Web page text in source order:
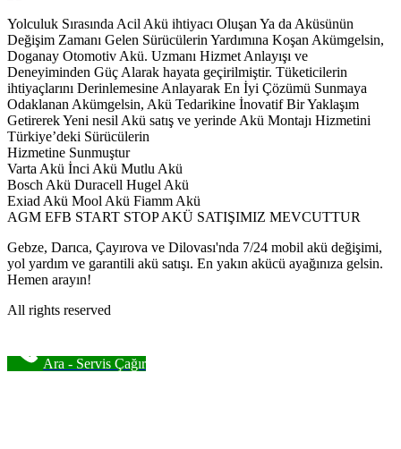
Yolculuk Sırasında Acil Akü ihtiyacı Oluşan Ya da Aküsünün
Değişim Zamanı Gelen Sürücülerin Yardımına Koşan Akümgelsin,
Doganay Otomotiv Akü. Uzmanı Hizmet Anlayışı ve
Deneyiminden Güç Alarak hayata geçirilmiştir. Tüketicilerin
ihtiyaçlarını Derinlemesine Anlayarak En İyi Çözümü Sunmaya
Odaklanan Akümgelsin, Akü Tedarikine İnovatif Bir Yaklaşım
Getirerek Yeni nesil Akü satış ve yerinde Akü Montajı Hizmetini
Türkiye’deki Sürücülerin
Hizmetine Sunmuştur
Varta Akü İnci Akü Mutlu Akü
Bosch Akü Duracell Hugel Akü
Exiad Akü Mool Akü Fiamm Akü
AGM EFB START STOP AKÜ SATIŞIMIZ MEVCUTTUR
Gebze, Darıca, Çayırova ve Dilovası'nda 7/24 mobil akü değişimi,
yol yardım ve garantili akü satışı. En yakın akücü ayağınıza gelsin.
Hemen arayın!
All rights reserved
Ara - Servis Çağır